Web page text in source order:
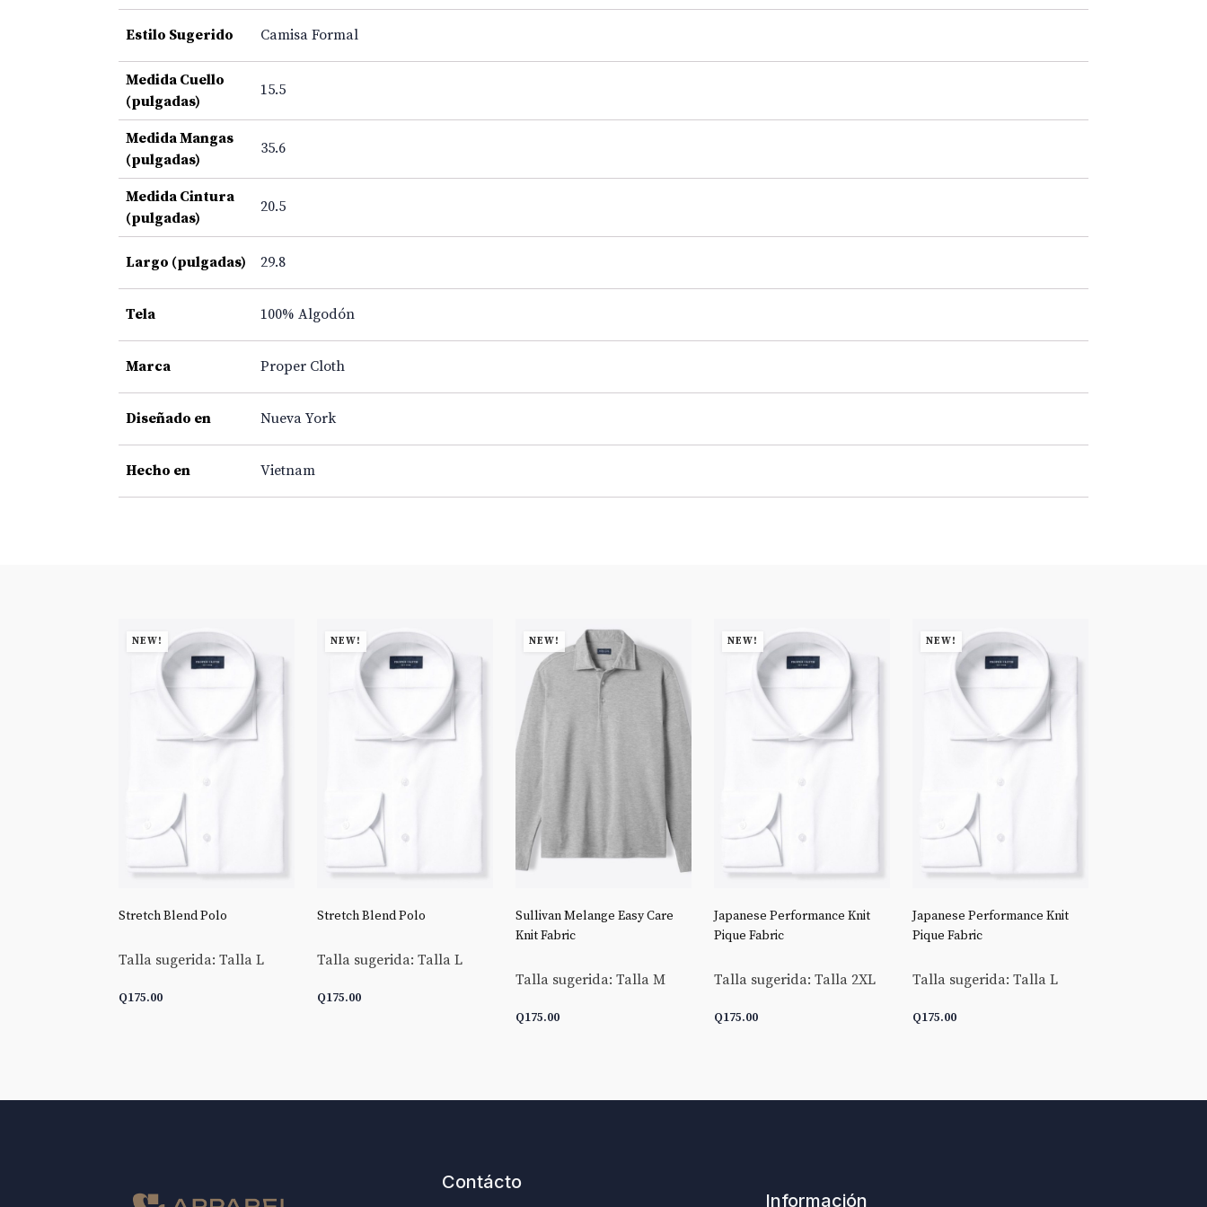
Estilo Sugerido Camisa Formal
Medida Cuello
(pulgadas)
15.5
Medida Mangas
(pulgadas)
35.6
Medida Cintura
(pulgadas)
20.5
Largo (pulgadas) 29.8
Tela 100% Algodón
Marca Proper Cloth
Diseñado en Nueva York
Hecho en Vietnam
NEW!
Stretch Blend Polo
Talla sugerida: Talla L
Q175.00
NEW!
Stretch Blend Polo
Talla sugerida: Talla L
Q175.00
NEW!
Sullivan Melange Easy Care
Knit Fabric
Talla sugerida: Talla M
Q175.00
NEW!
Japanese Performance Knit
Pique Fabric
Talla sugerida: Talla 2XL
Q175.00
NEW!
Japanese Performance Knit
Pique Fabric
Talla sugerida: Talla L
Q175.00
Contácto
Información